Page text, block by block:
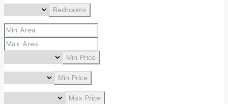
Bedrooms
Min Price
Min Price
Max Price